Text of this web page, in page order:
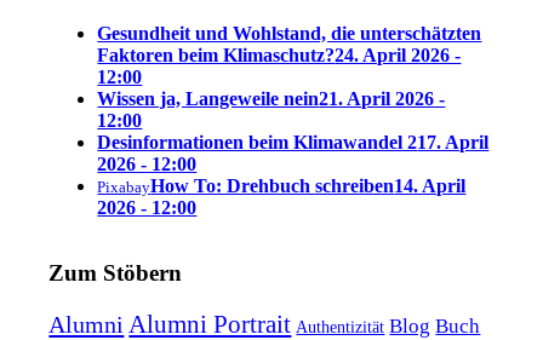
Gesundheit und Wohlstand, die unterschätzten
Faktoren beim Klimaschutz?24. April 2026 -
12:00
Wissen ja, Langeweile nein21. April 2026 -
12:00
Desinformationen beim Klimawandel 217. April
2026 - 12:00
PixabayHow To: Drehbuch schreiben14. April
2026 - 12:00
Zum Stöbern
Alumni Alumni Portrait Authentizität Blog Buch